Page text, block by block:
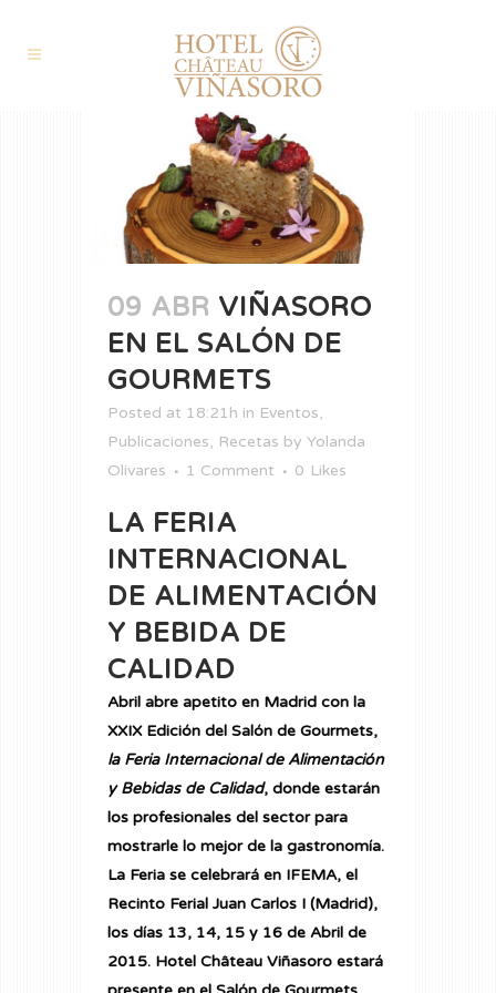
09 ABR VIÑASORO
EN EL SALÓN DE
GOURMETS
Posted at 18:21h in Eventos,
Publicaciones, Recetas by Yolanda
Olivares
1 Comment 0 Likes
LA FERIA
INTERNACIONAL
DE ALIMENTACIÓN
Y BEBIDA DE
CALIDAD
Abril abre apetito en Madrid con la
XXIX Edición del Salón de Gourmets,
la Feria Internacional de Alimentación
y Bebidas de Calidad, donde estarán
los profesionales del sector para
mostrarle lo mejor de la gastronomía.
La Feria se celebrará en IFEMA, el
Recinto Ferial Juan Carlos I (Madrid),
los días 13, 14, 15 y 16 de Abril de
2015. Hotel Château Viñasoro estará